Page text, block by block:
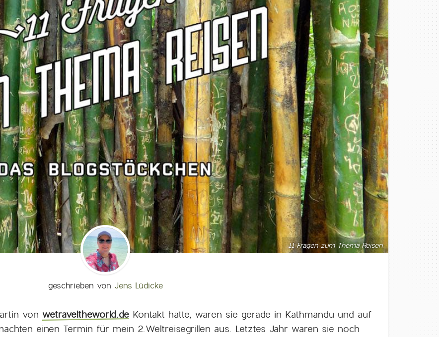
11 Fragen zum Thema Reisen
geschrieben von Jens Lüdicke
von wetraveltheworld.de Kontakt hatte, waren sie gerade in Kathmandu und auf
einen Termin für mein 2.Weltreisegrillen aus. Letztes Jahr waren sie noch